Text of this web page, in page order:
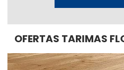
OFERTAS TARIMAS